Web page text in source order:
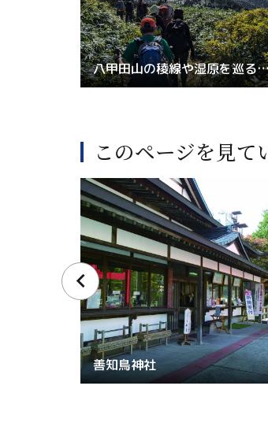
八甲田山の稜線や湿原を巡るの
このページを見て
善知鳥神社